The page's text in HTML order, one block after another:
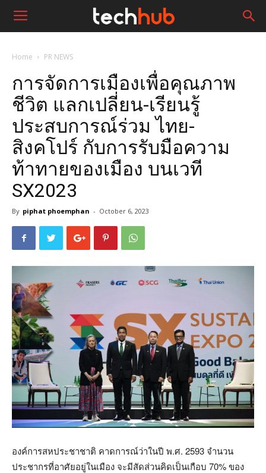
Home PR NEWS
การจัดการเมืองเพื่อคุณภาพ
ชีวิต แลกเปลี่ยน-เรียนรู้
ประสบการณ์ร่วม ไทย-
สิงคโปร์ กับการรับมือความ
ท้าทายของเมือง บนเวที
SX2023
By piphat phoemphan - October 6, 2023
องค์การสหประชาชาติ คาดการณ์ว่าในปี พ.ศ. 2593 จำนวน
ประชากรที่อาศัยอยู่ในเมือง จะมีสัดส่วนคิดเป็นเกือบ 70% ของ